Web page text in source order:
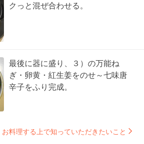
クっと混ぜ合わせる。
最後に器に盛り、３）の万能ね
ぎ・卵黄・紅生姜をのせ～七味唐
辛子をふり完成。
お料理する上で知っていただきたいこと